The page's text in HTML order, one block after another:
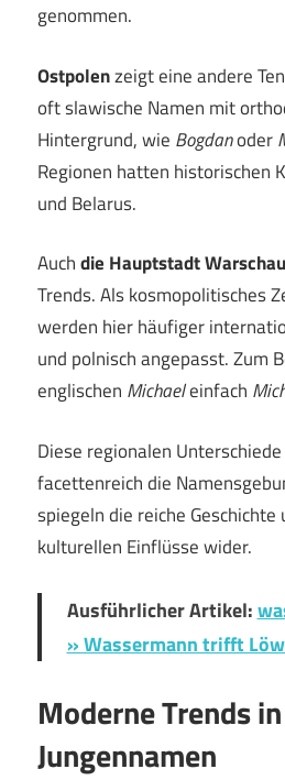
genommen.
Ostpolenzeigt eine andere
oft slawische Namen mit
Hintergrund, wie Bogdanoder
Regionen hatten historischen
und Belarus.
Auchdie Hauptstadt Warschau
Trends. Als kosmopolitisches
werden hier häufiger
und polnisch angepasst. Zum
englischen Michaeleinfach
Diese regionalen
facettenreich die
spiegeln die reiche
kulturellen Einflüsse wider.
Ausführlicher Artikel:
» Wassermann trifft
Moderne Trends
Jungennamen